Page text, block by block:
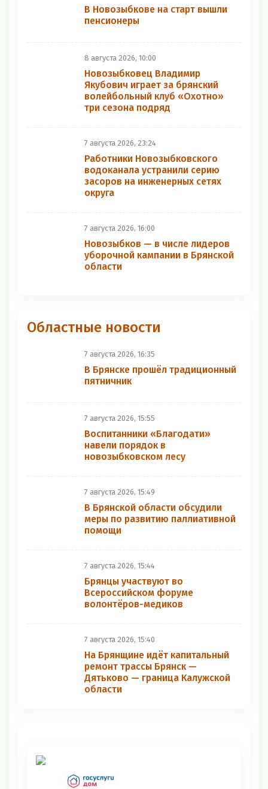
В Новозыбкове на старт вышли
пенсионеры
8 августа 2026, 10:00
Новозыбковец Владимир
Якубович играет за брянский
волейбольный клуб «Охотно»
три сезона подряд
7 августа 2026, 23:24
Работники Новозыбковского
водоканала устранили серию
засоров на инженерных сетях
округа
7 августа 2026, 16:00
Новозыбков — в числе лидеров
уборочной кампании в Брянской
области
Областные новости
7 августа 2026, 16:35
В Брянске прошёл традиционный
пятничник
7 августа 2026, 15:55
Воспитанники «Благодати»
навели порядок в
новозыбковском лесу
7 августа 2026, 15:49
В Брянской области обсудили
меры по развитию паллиативной
помощи
7 августа 2026, 15:44
Брянцы участвуют во
Всероссийском форуме
волонтёров-медиков
7 августа 2026, 15:40
На Брянщине идёт капитальный
ремонт трассы Брянск —
Дятьково — граница Калужской
области